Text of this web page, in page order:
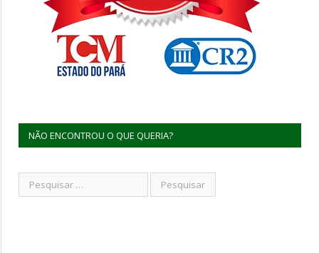
NÃO ENCONTROU O QUE QUERIA?